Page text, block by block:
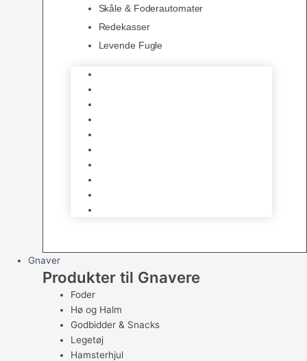
Skåle & Foderautomater
Redekasser
Levende Fugle
Gnaver
Produkter til Gnavere
Foder
Hø og Halm
Godbidder & Snacks
Legetøj
Hamsterhjul